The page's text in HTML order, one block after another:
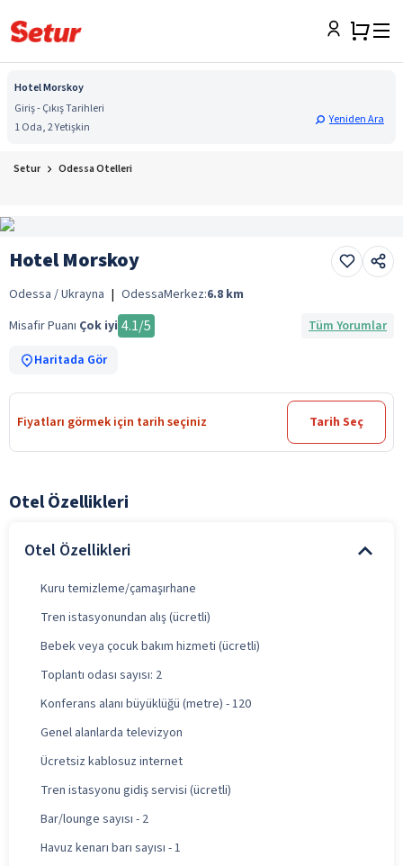
Hotel Morskoy
Giriş - Çıkış Tarihleri
1 Oda, 2 Yetişkin
Yeniden Ara
Setur Odessa Otelleri
Hotel Morskoy
Odessa / Ukrayna | OdessaMerkez:6.8 km
Misafir Puanı Çok iyi 4.1/5
Tüm Yorumlar
Haritada Gör
Fiyatları görmek için tarih seçiniz Tarih Seç
Otel Özellikleri
Otel Özellikleri
Kuru temizleme/çamaşırhane
Tren istasyonundan alış (ücretli)
Bebek veya çocuk bakım hizmeti (ücretli)
Toplantı odası sayısı: 2
Konferans alanı büyüklüğü (metre) - 120
Genel alanlarda televizyon
Ücretsiz kablosuz internet
Tren istasyonu gidiş servisi (ücretli)
Bar/lounge sayısı - 2
Havuz kenarı barı sayısı - 1